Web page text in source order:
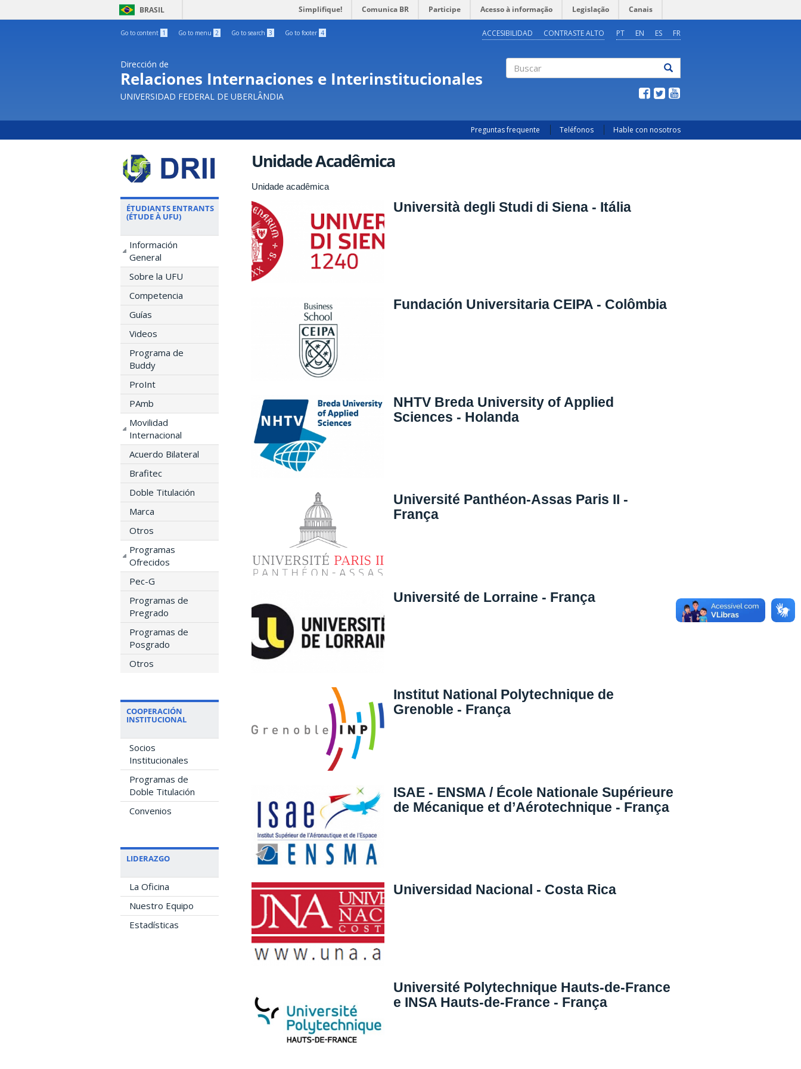
BRASIL Simplifique! Comunica BR Participe Acesso à informação Legislação Canais
Go to content 1 Go to menu 2 Go to search 3 Go to footer 4 PT EN ES FR
ACCESIBILIDAD CONTRASTE ALTO
Dirección de
Relaciones Internaciones e Interinstitucionales
UNIVERSIDAD FEDERAL DE UBERLÂNDIA
Preguntas frequente Teléfonos Hable con nosotros
ÉTUDIANTS ENTRANTS
(ÉTUDE À UFU)
Información
General
Sobre la UFU
Competencia
Guías
Videos
Programa de
Buddy
ProInt
PAmb
Movilidad
Internacional
Acuerdo Bilateral
Brafitec
Doble Titulación
Marca
Otros
Programas
Ofrecidos
Pec-G
Programas de
Pregrado
Programas de
Posgrado
Otros
COOPERACIÓN
INSTITUCIONAL
Socios
Institucionales
Programas de
Doble Titulación
Convenios
LIDERAZGO
La Oficina
Nuestro Equipo
Estadísticas
Unidade Acadêmica
Unidade acadêmica
Università degli Studi di Siena - Itália
Fundación Universitaria CEIPA - Colômbia
NHTV Breda University of Applied
Sciences - Holanda
Université Panthéon-Assas Paris II -
França
Université de Lorraine - França
Institut National Polytechnique de
Grenoble - França
ISAE - ENSMA / École Nationale Supérieure
de Mécanique et d’Aérotechnique - França
Universidad Nacional - Costa Rica
Université Polytechnique Hauts-de-France
e INSA Hauts-de-France - França